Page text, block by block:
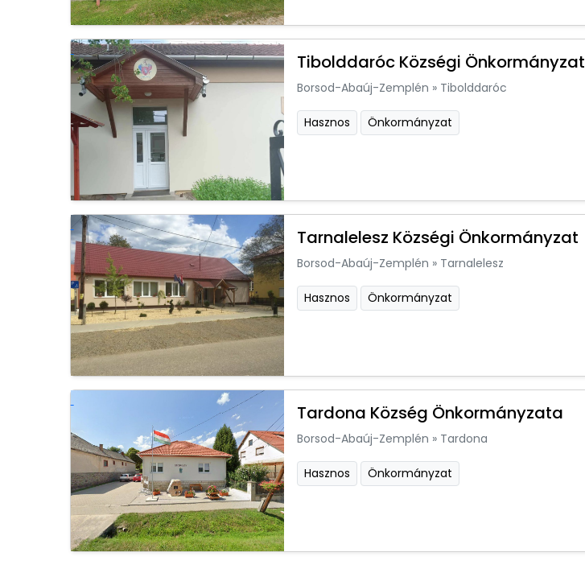
Tibolddaróc Községi Önkormányzat
Borsod-Abaúj-Zemplén » Tibolddaróc
Hasznos Önkormányzat
Tarnalelesz Községi Önkormányzat
Borsod-Abaúj-Zemplén » Tarnalelesz
Hasznos Önkormányzat
Tardona Község Önkormányzata
Borsod-Abaúj-Zemplén » Tardona
Hasznos Önkormányzat